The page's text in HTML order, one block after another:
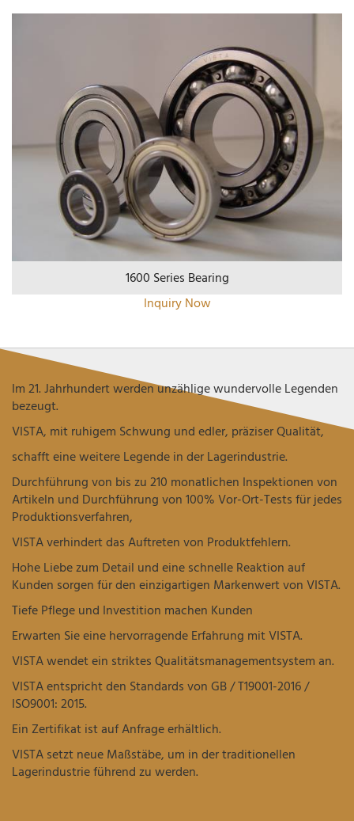
1600 Series Bearing
Inquiry Now
Im 21. Jahrhundert werden unzählige wundervolle Legenden
bezeugt.
VISTA, mit ruhigem Schwung und edler, präziser Qualität,
schafft eine weitere Legende in der Lagerindustrie.
Durchführung von bis zu 210 monatlichen Inspektionen von
Artikeln und Durchführung von 100% Vor-Ort-Tests für jedes
Produktionsverfahren,
VISTA verhindert das Auftreten von Produktfehlern.
Hohe Liebe zum Detail und eine schnelle Reaktion auf
Kunden sorgen für den einzigartigen Markenwert von VISTA.
Tiefe Pflege und Investition machen Kunden
Erwarten Sie eine hervorragende Erfahrung mit VISTA.
VISTA wendet ein striktes Qualitätsmanagementsystem an.
VISTA entspricht den Standards von GB / T19001-2016 /
ISO9001: 2015.
Ein Zertifikat ist auf Anfrage erhältlich.
VISTA setzt neue Maßstäbe, um in der traditionellen
Lagerindustrie führend zu werden.